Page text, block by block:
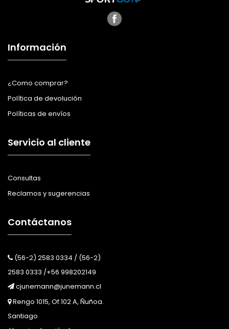
Información
¿Como comprar?
Política de devolución
Políticas de envíos
Servicio al cliente
Consultas
Reclamos y sugerencias
Contáctanos
(56-2) 2583 0334 / (56-2)
2583 0333 /+56 998202149
cjunemann@junemann.cl
Rengo 1015, Of.102 A, Ñuñoa.
Santiago